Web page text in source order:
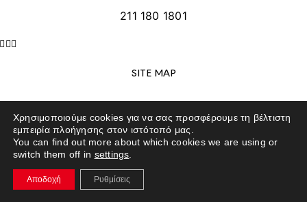
211 180 1801
SITE MAP
ΕΚΘΕΤΕΣ
ΕΠΙΣΚΕΠΤΕΣ
ΕΚΔΗΛΩΣΕΙΣ
ΤΟ ΕΚΘΕΣΙΑΚΟ ΚΕΝΤΡΟ
ΕΠΙΚΟΙΝΩΝΙΑ
Χρησιμοποιούμε cookies για να σας προσφέρουμε τη βέλτιστη
εμπειρία πλοήγησης στον ιστότοπό μας.
You can find out more about which cookies we are using or
switch them off in settings
Αποδοχή Ρυθμίσεις